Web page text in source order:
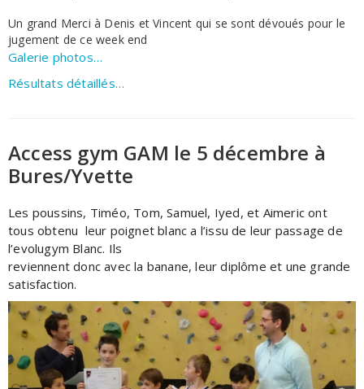
Un grand Merci à Denis et Vincent qui se sont dévoués pour le
jugement de ce week end
Galerie photos…
Résultats détaillés…
Access gym GAM le 5 décembre à
Bures/Yvette
Les poussins, Timéo, Tom, Samuel, Iyed, et Aimeric ont
tous obtenu leur poignet blanc a l’issu de leur passage de
l’evolugym Blanc. Ils
reviennent donc avec la banane, leur diplôme et une grande
satisfaction.